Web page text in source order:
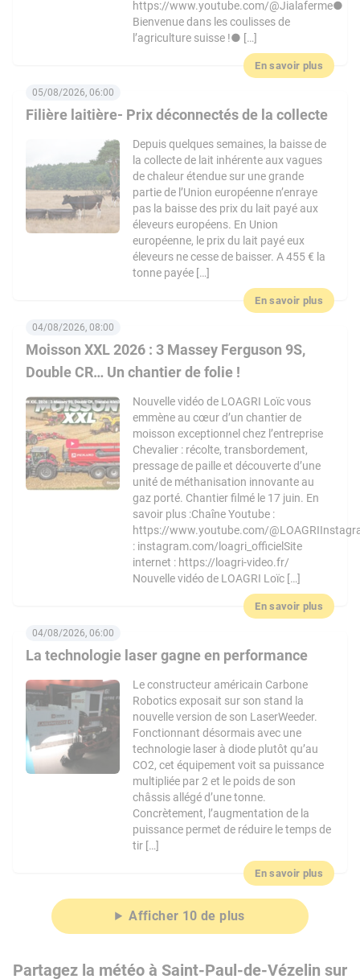
https://www.youtube.com/@Jialaferme●
Bienvenue dans les coulisses de
l’agriculture suisse !● […]
En savoir plus
Filière laitière- Prix déconnectés de la collecte
05/08/2026, 06:00
Depuis quelques semaines, la baisse de
la collecte de lait inhérente aux vagues
de chaleur étendue sur une grande
partie de l’Union européenne n’enraye
pas la baisse des prix du lait payé aux
éleveurs européens. En Union
européenne, le prix du lait payé eux
éleveurs ne cesse de baisser. A 455 € la
tonne payée […]
En savoir plus
Moisson XXL 2026 : 3 Massey Ferguson 9S,
Double CR… Un chantier de folie !
04/08/2026, 08:00
Nouvelle vidéo de LOAGRI Loïc vous
emmène au cœur d’un chantier de
moisson exceptionnel chez l’entreprise
Chevalier : récolte, transbordement,
pressage de paille et découverte d’une
unité de méthanisation innovante au
gaz porté. Chantier filmé le 17 juin. En
savoir plus :Chaîne Youtube :
https://www.youtube.com/
: instagram.com/loagri_officielSite
internet : https://loagri-video.fr/
Nouvelle vidéo de LOAGRI Loïc […]
En savoir plus
La technologie laser gagne en performance
04/08/2026, 06:00
Le constructeur américain Carbone
Robotics exposait sur son stand la
nouvelle version de son LaserWeeder.
Fonctionnant désormais avec une
technologie laser à diode plutôt qu’au
CO2, cet équipement voit sa puissance
multipliée par 2 et le poids de son
châssis allégé d’une tonne.
Concrètement, l’augmentation de la
puissance permet de réduire le temps de
tir […]
En savoir plus
Afficher 10 de plus
Partagez la météo à Saint-Paul-de-Vézelin sur